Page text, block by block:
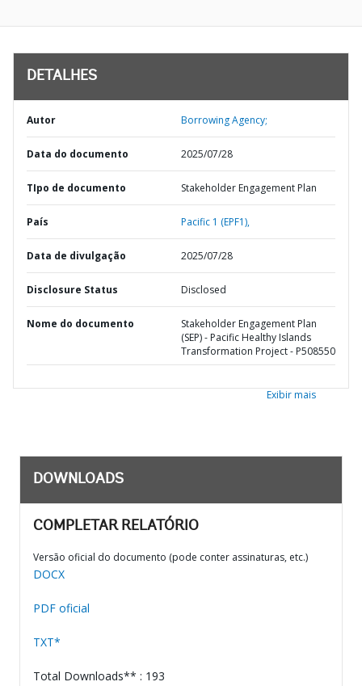
DETALHES
Autor Borrowing Agency;
Data do documento 2025/07/28
TIpo de documento Stakeholder Engagement Plan
País Pacific 1 (EPF1),
Data de divulgação 2025/07/28
Disclosure Status Disclosed
Nome do documento
Stakeholder Engagement Plan
(SEP) - Pacific Healthy Islands
Transformation Project - P508550
Exibir mais
DOWNLOADS
COMPLETAR RELATÓRIO
Versão oficial do documento (pode conter assinaturas, etc.)
DOCX
PDF oficial
TXT*
Total Downloads** : 193